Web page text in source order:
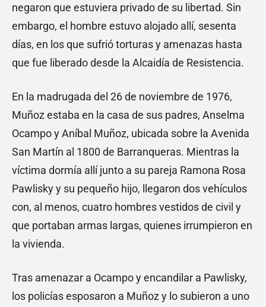
negaron que estuviera privado de su libertad. Sin
embargo, el hombre estuvo alojado allí, sesenta
días, en los que sufrió torturas y amenazas hasta
que fue liberado desde la Alcaidía de Resistencia.
En la madrugada del 26 de noviembre de 1976,
Muñoz estaba en la casa de sus padres, Anselma
Ocampo y Aníbal Muñoz, ubicada sobre la Avenida
San Martín al 1800 de Barranqueras. Mientras la
víctima dormía allí junto a su pareja Ramona Rosa
Pawlisky y su pequeño hijo, llegaron dos vehículos
con, al menos, cuatro hombres vestidos de civil y
que portaban armas largas, quienes irrumpieron en
la vivienda.
Tras amenazar a Ocampo y encandilar a Pawlisky,
los policías esposaron a Muñoz y lo subieron a uno